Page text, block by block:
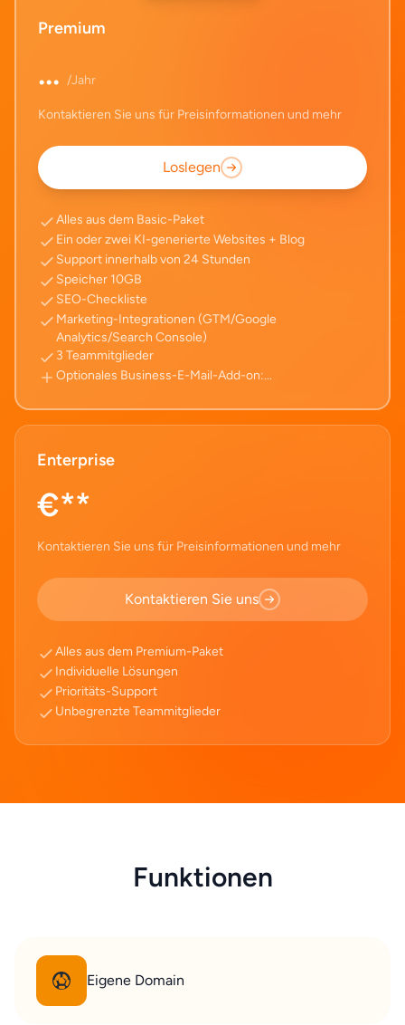
Premium
... /Jahr
Kontaktieren Sie uns für Preisinformationen und mehr
Loslegen
Alles aus dem Basic-Paket
Ein oder zwei KI-generierte Websites + Blog
Support innerhalb von 24 Stunden
Speicher 10GB
SEO-Checkliste
Marketing-Integrationen (GTM/Google
Analytics/Search Console)
3 Teammitglieder
Optionales Business-E-Mail-Add-on:...
Enterprise
€**
Kontaktieren Sie uns für Preisinformationen und mehr
Kontaktieren Sie uns
Alles aus dem Premium-Paket
Individuelle Lösungen
Prioritäts-Support
Unbegrenzte Teammitglieder
Funktionen
Eigene Domain